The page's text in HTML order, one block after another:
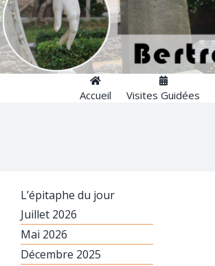
Accueil Visites Guidées
L’épitaphe du jour
Juillet 2026
Mai 2026
Décembre 2025